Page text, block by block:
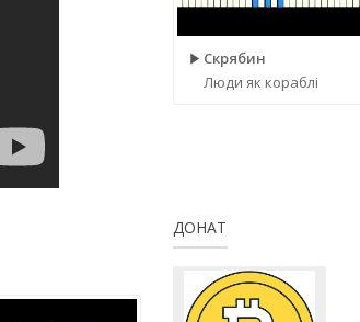
Скрябин
Люди як кораблі
ДОНАТ